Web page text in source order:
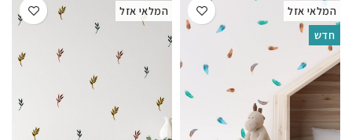
המלאי אזל
חדש
המלאי אזל